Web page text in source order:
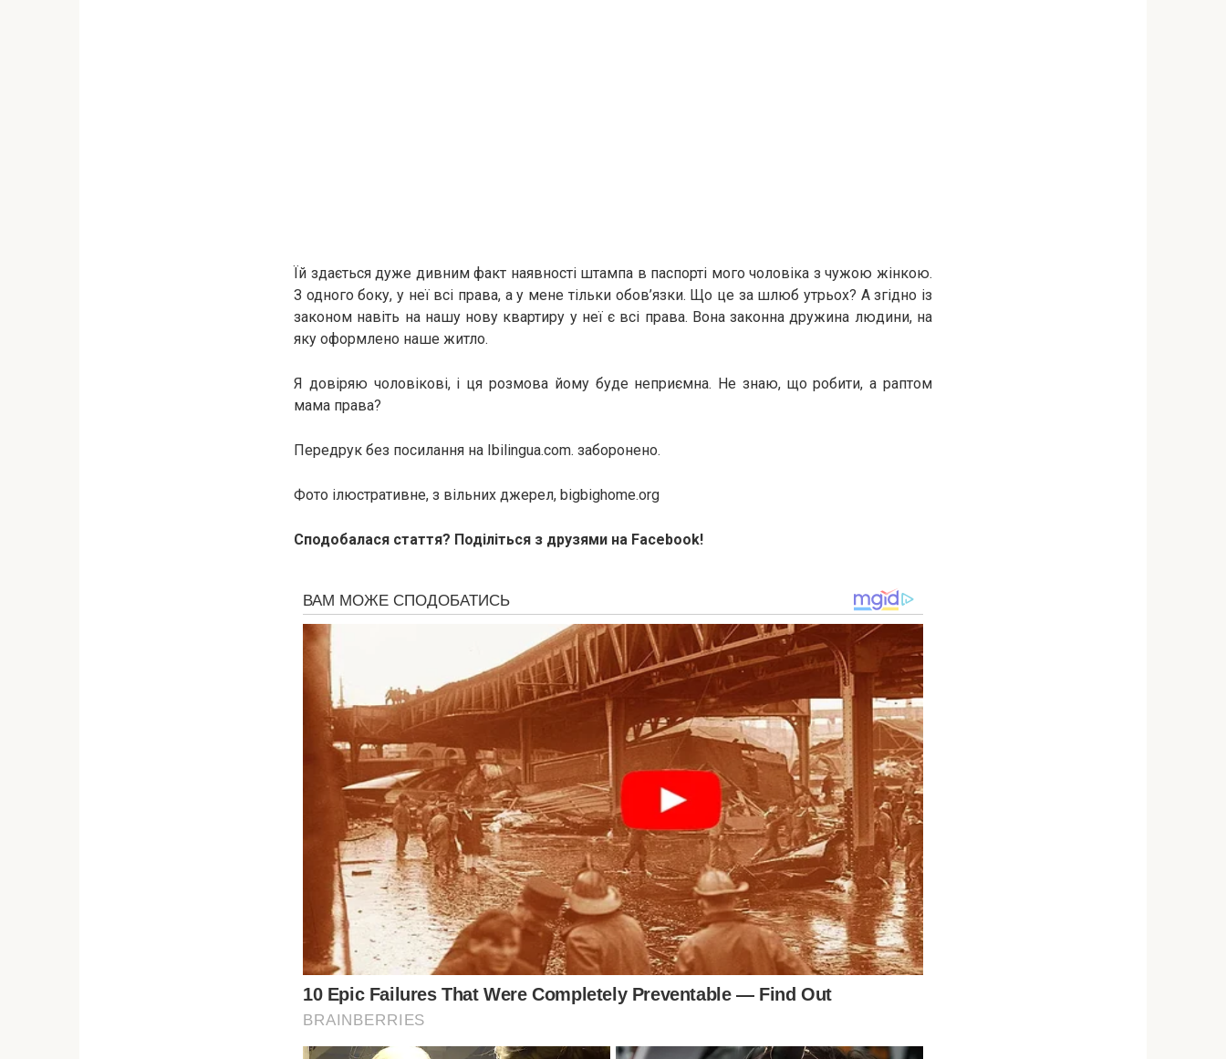
Їй здається дуже дивним факт наявності штампа в паспорті мого чоловіка з чужою жінкою.
З одного боку, у неї всі права, а у мене тільки обов’язки. Що це за шлюб утрьох? А згідно із
законом навіть на нашу нову квартиру у неї є всі права. Вона законна дружина людини, на
яку оформлено наше житло.
Я довіряю чоловікові, і ця розмова йому буде неприємна. Не знаю, що робити, а раптом
мама права?
Передрук без посилання на Ibilingua.com. заборонено.
Фото ілюстративне, з вільних джерел, bigbighome.org
Сподобалася стаття? Поділіться з друзями на Facebook!